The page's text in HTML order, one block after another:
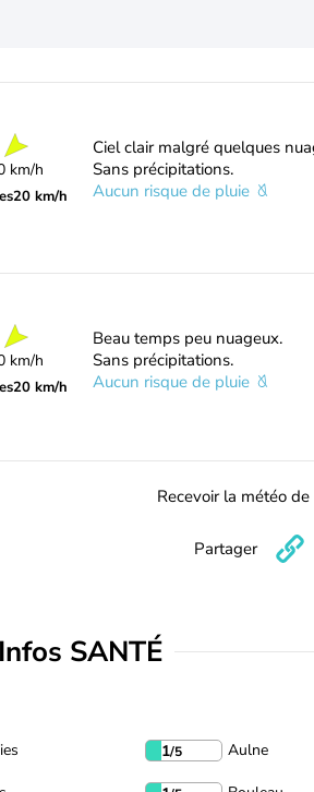
km/h
20 km/h
Ciel clair malgré quelques
Sans précipitations.
Aucun risque de pluie
km/h
20 km/h
Beau temps peu nuageux.
Sans précipitations.
Aucun risque de pluie
Recevoir la météo
Partager
Infos SANTÉ
1/5 Aulne